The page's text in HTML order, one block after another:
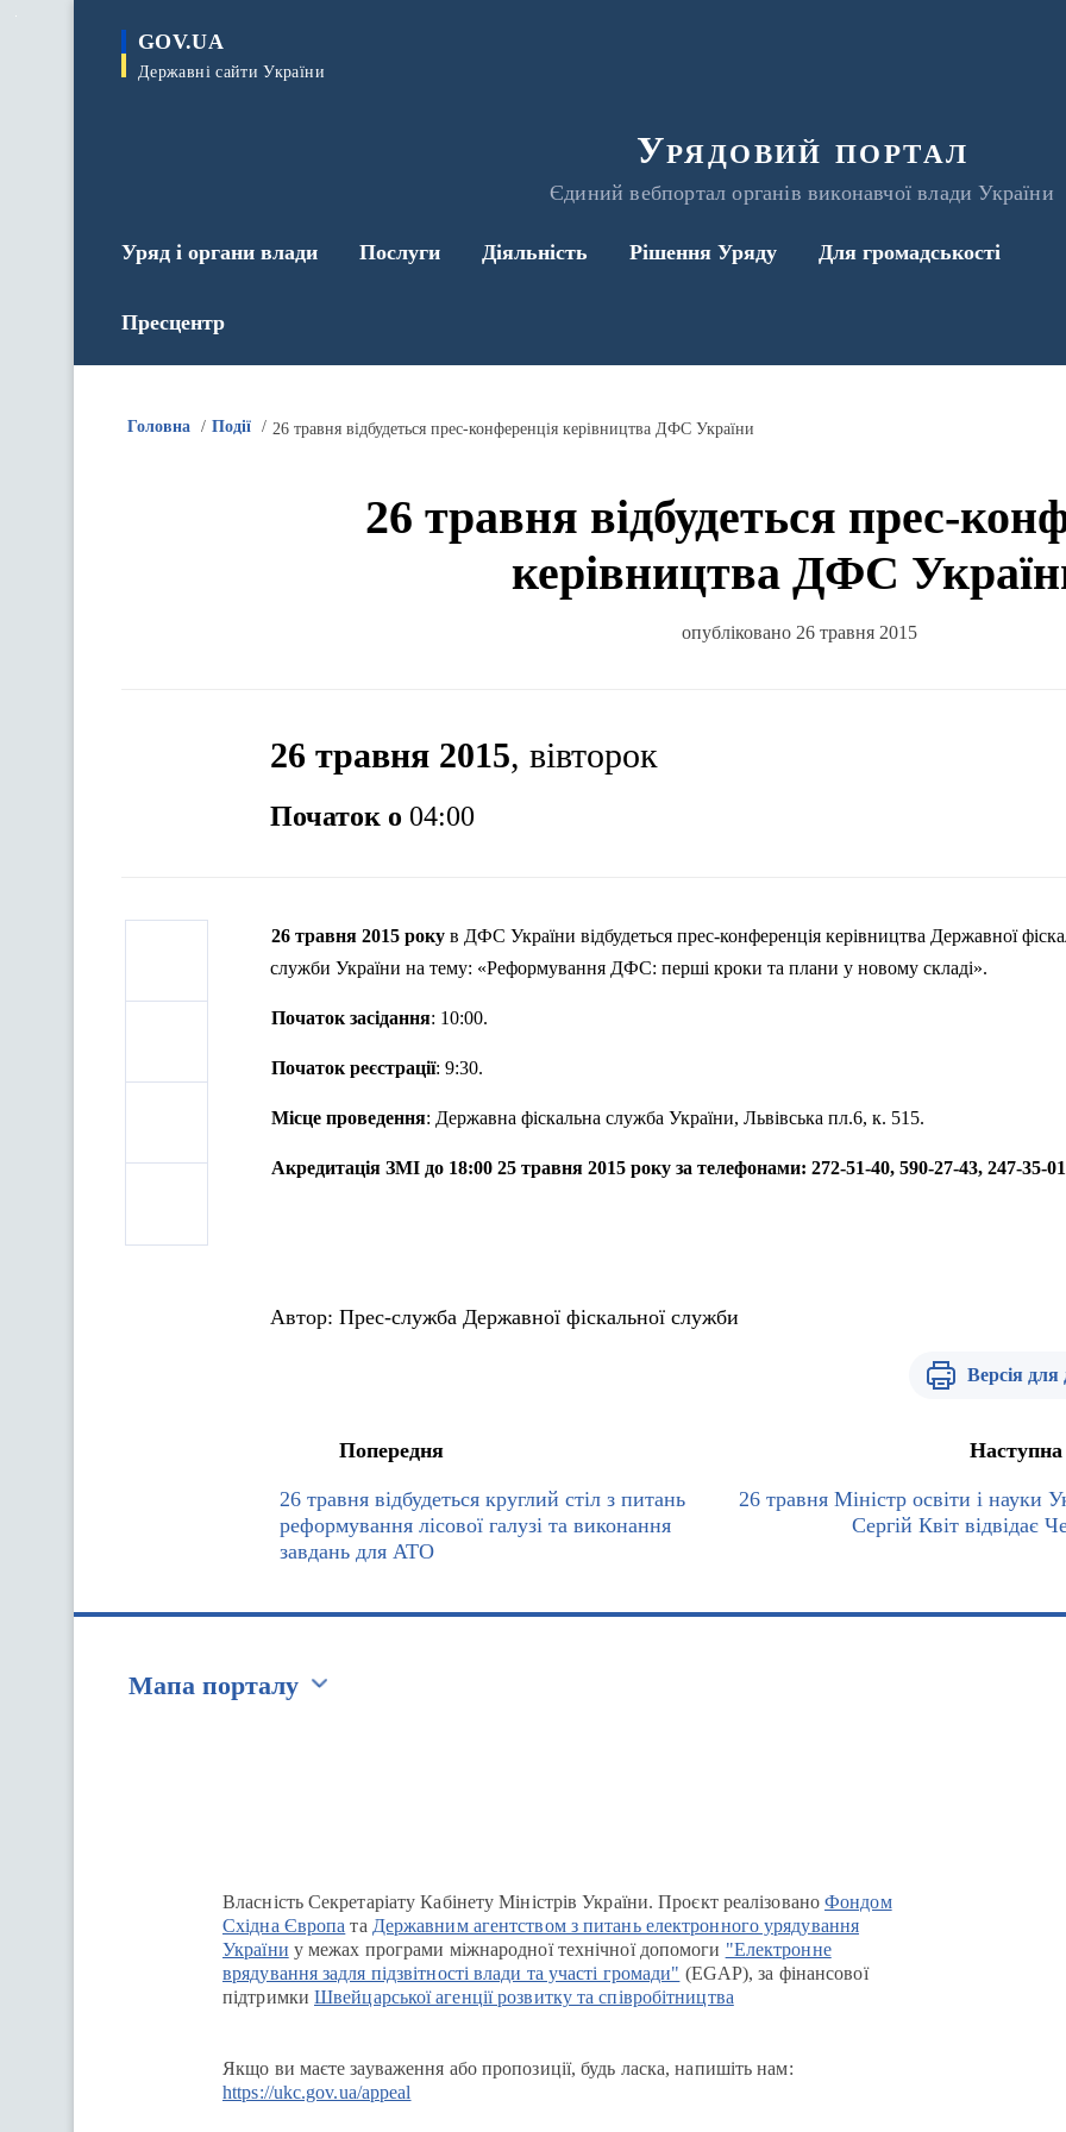
GOV.UA
Державні сайти України
Урядовий портал
Єдиний вебпортал органів виконавчої влади України
Уряд і органи влади Послуги Діяльність Рішення Уряду Для громадськості
Пресцентр
Головна Події 26 травня відбудеться прес-конференція керівництва ДФС України
26 травня відбудеться прес-
керівництва ДФС
опубліковано 26 травня 2015
26 травня 2015, вівторок
Початок о 04:00
26 травня 2015 року в ДФС України відбудеться прес-конференція керівництва Державної
служби України на тему: «Реформування ДФС: перші кроки та плани у новому складі».
Початок засідання: 10:00.
Початок реєстрації: 9:30.
Місце проведення: Державна фіскальна служба України, Львівська пл.6, к. 515.
Акредитація ЗМІ до 18:00 25 травня 2015 року за телефонами: 272-51-40, 590-27-43, 247-35-
Автор: Прес-служба Державної фіскальної служби
Версія для
Попередня
26 травня відбудеться круглий стіл з питань
реформування лісової галузі та виконання
завдань для АТО
Наступна
26 травня Міністр освіти і науки
Сергій Квіт відвідає
Мапа порталу
Власність Секретаріату Кабінету Міністрів України. Проєкт реалізованоФондом
Східна Європа та Державним агентством з питань електронного урядування
України у межах програми міжнародної технічної допомоги "Електронне
врядування задля підзвітності влади та участі громади" (EGAP), за фінансової
підтримки Швейцарської агенції розвитку та співробітництва
Якщо ви маєте зауваження або пропозиції, будь ласка, напишіть нам:
https://ukc.gov.ua/appeal